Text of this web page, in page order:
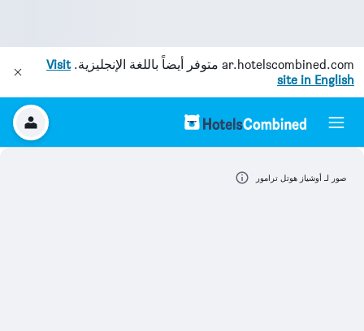
ar.hotelscombined.com متوفر أيضاً باللغة الإنجليزية.Visit
site in English
صور لـ أوشياز هوتل ترامور